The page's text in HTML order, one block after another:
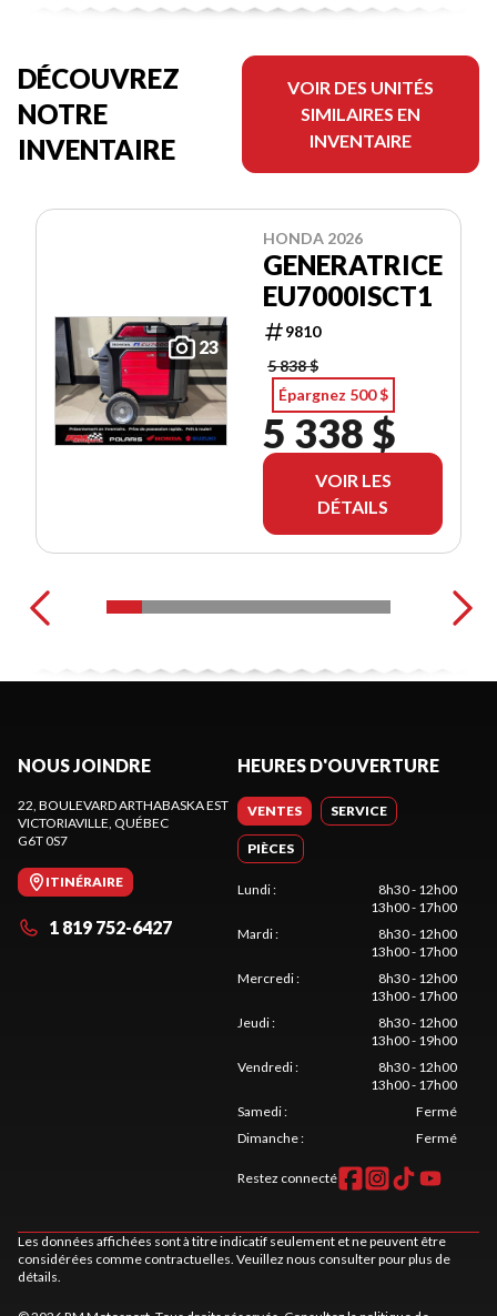
DÉCOUVREZ
NOTRE
INVENTAIRE
VOIR DES UNITÉS
SIMILAIRES EN
INVENTAIRE
23
HONDA 2026
GENERATRICE
EU7000ISCT1
9810
5 838 $
Épargnez 500 $
5 338 $
VOIR LES
DÉTAILS
NOUS JOINDRE
22, BOULEVARD ARTHABASKA EST
VICTORIAVILLE, QUÉBEC
G6T 0S7
ITINÉRAIRE
1 819 752-6427
HEURES D'OUVERTURE
VENTES SERVICE
PIÈCES
Lundi:
8h30 - 12h00
13h00 - 17h00
Mardi:
8h30 - 12h00
13h00 - 17h00
Mercredi:
8h30 - 12h00
13h00 - 17h00
Jeudi:
8h30 - 12h00
13h00 - 19h00
Vendredi:
8h30 - 12h00
13h00 - 17h00
Samedi:
Fermé
Dimanche: Fermé
Restez connecté
Les données affichées sont à titre indicatif seulement et ne peuvent être
considérées comme contractuelles. Veuillez nous consulter pour plus de
détails.